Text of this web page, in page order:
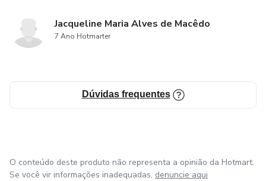
Jacqueline Maria Alves de Macêdo
7 Ano Hotmarter
Dúvidas frequentes
O conteúdo deste produto não representa a opinião da Hotmart.
Se você vir informações inadequadas, denuncie aqui